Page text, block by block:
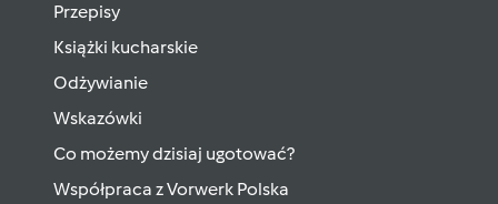
Przepisy
Książki kucharskie
Odżywianie
Wskazówki
Co możemy dzisiaj ugotować?
Współpraca z Vorwerk Polska